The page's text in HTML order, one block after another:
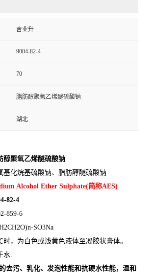
吉业升
9004-82-4
70
脂肪醇聚氧乙烯醚硫酸钠
湖北
醇聚氧乙烯醚硫酸钠
基化烷基硫酸钠、脂肪醇醚硫酸钠
Alcohol Ether Sulphate(简称AES)
82-4
859-6
SO3Na
，为白色或浅黄色液体至凝胶状膏体。
水.
去污、乳化、发泡性能和抗硬水性能，温和